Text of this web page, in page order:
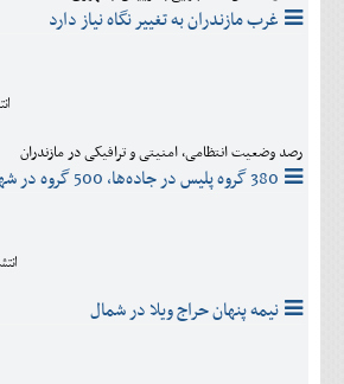
غرب مازندران به تغییر نگاه نیاز دارد
رصد وضعیت انتظامی، امنیتی و ترافیکی در مازندران
380 گروه پلیس در جاده‌ها، 500 گروه در شهرها
نیمه پنهان حراج ویلا در شمال